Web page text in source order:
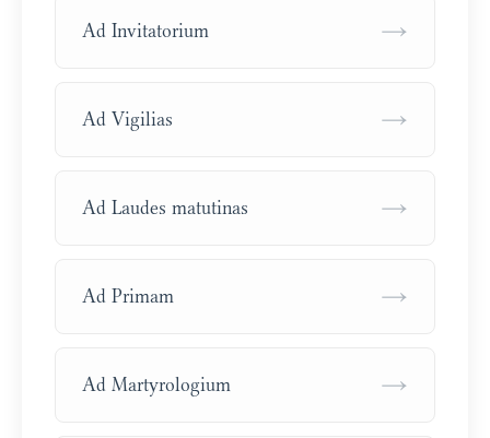
Ad Invitatorium →
Ad Vigilias →
Ad Laudes matutinas →
Ad Primam →
Ad Martyrologium →